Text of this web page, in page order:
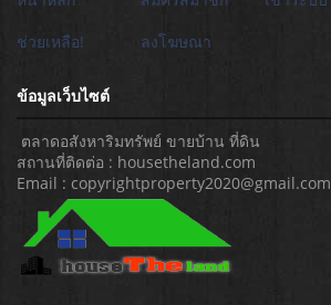
ช่วยเหลือ!
ลงโฆษณา
ข้อมูลเว็บไซต์
ตลาดอสังหาริมทรัพย์ ขายบ้าน ที่ดิน
สถานที่ติดต่อ : housetheland.com
Email : copyrightproperty2020@gmail.com